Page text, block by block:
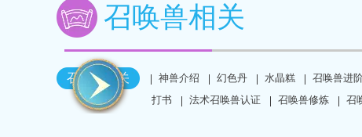
召唤兽相关
召唤兽相关 神兽介绍 幻色丹 水晶糕 召唤兽进
打书
法术召唤兽认证 召唤兽修炼 召